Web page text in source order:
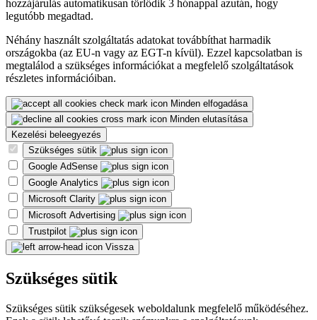
hozzájárulás automatikusan törlődik 3 hónappal azután, hogy
legutóbb megadtad.
Néhány használt szolgáltatás adatokat továbbíthat harmadik
országokba (az EU-n vagy az EGT-n kívül). Ezzel kapcsolatban is
megtalálod a szükséges információkat a megfelelő szolgáltatások
részletes információiban.
Minden elfogadása
Minden elutasítása
Kezelési beleegyezés
Szükséges sütik
Google AdSense
Google Analytics
Microsoft Clarity
Microsoft Advertising
Trustpilot
Vissza
Szükséges sütik
Szükséges sütik szükségesek weboldalunk megfelelő működéséhez.